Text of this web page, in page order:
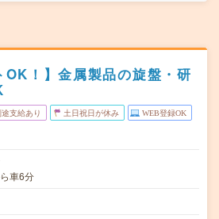
OK！】金属製品の旋盤・研
支給あり 土日祝日が休み WEB登録OK
車6分